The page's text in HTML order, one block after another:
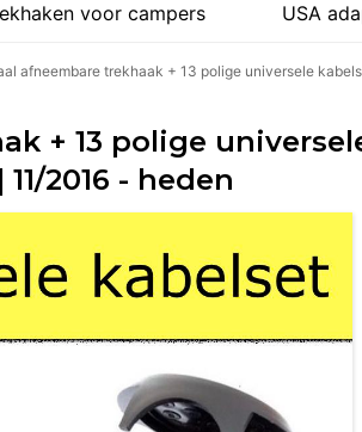
voor campers USA
afneembare trekhaak + 13 polige universele
+ 13 polige
2016 - heden